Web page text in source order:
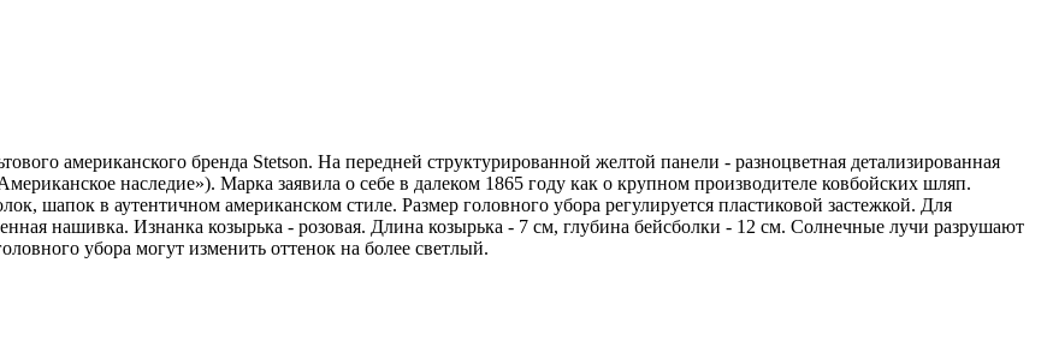
американского бренда Stetson. На передней структурированной желтой панели - разноцветная детализированная
наследие»). Марка заявила о себе в далеком 1865 году как о крупном производителе ковбойских шляп.
шапок в аутентичном американском стиле. Размер головного убора регулируется пластиковой застежкой. Для
нашивка. Изнанка козырька - розовая. Длина козырька - 7 см, глубина бейсболки - 12 см. Солнечные лучи разрушают
убора могут изменить оттенок на более светлый.